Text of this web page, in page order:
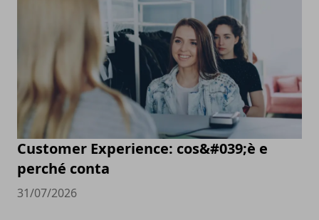
Customer Experience: cos&#039;è e
perché conta
31/07/2026